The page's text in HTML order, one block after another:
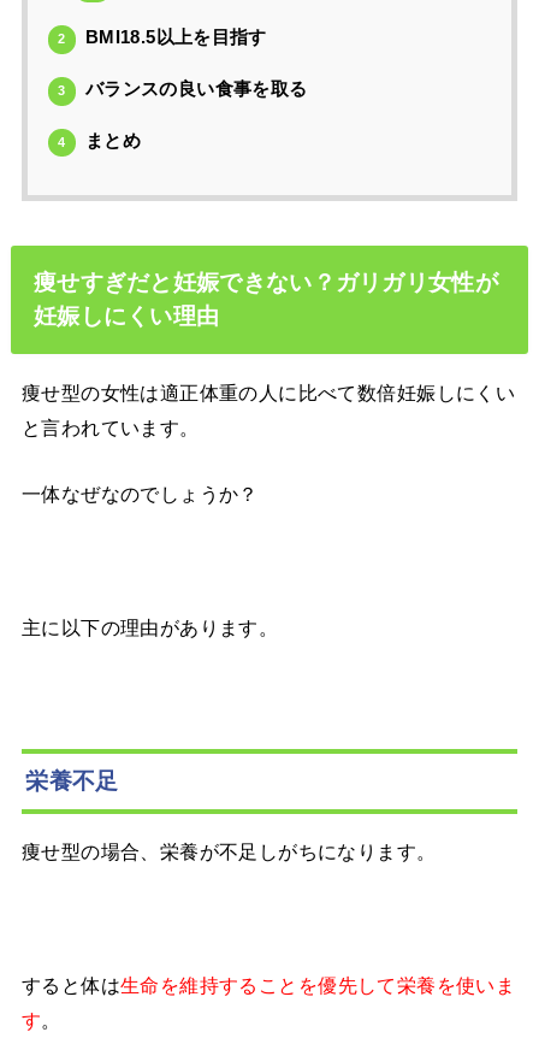
2 BMI18.5以上を目指す
3 バランスの良い食事を取る
4 まとめ
痩せすぎだと妊娠できない？ガリガリ女性が
妊娠しにくい理由
痩せ型の女性は適正体重の人に比べて数倍妊娠しにくい
と言われています。
一体なぜなのでしょうか？
主に以下の理由があります。
栄養不足
痩せ型の場合、栄養が不足しがちになります。
すると体は生命を維持することを優先して栄養を使いま
す